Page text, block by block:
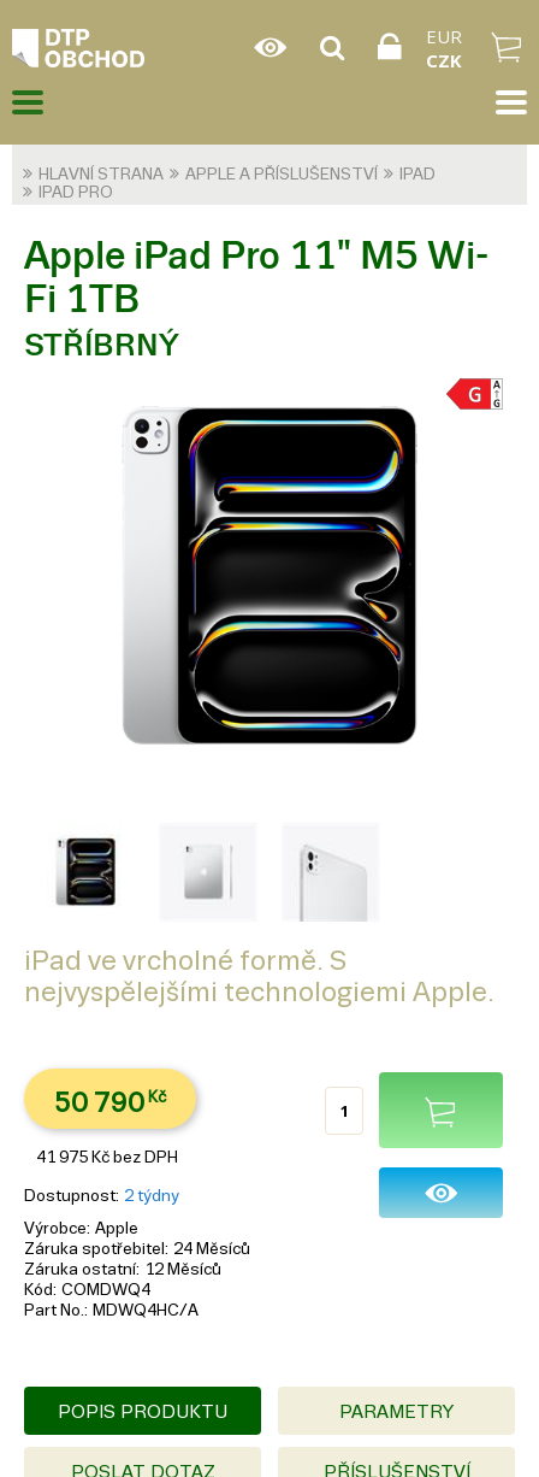
EUR
CZK
HLAVNÍ STRANA APPLE A PŘÍSLUŠENSTVÍ
IPAD
IPAD PRO
Apple iPad Pro 11" M5 Wi-
Fi 1TB
STŘÍBRNÝ
iPad ve vrcholné formě. S
nejvyspělejšími technologiemi Apple.
50 790 Kč
41 975 Kč bez DPH
Dostupnost 2 týdny
Výrobce Apple
Záruka spotřebitel
24 Měsíců
Záruka ostatní 12 Měsíců
Kód COMDWQ4
Part No.
MDWQ4HC/A
POPIS PRODUKTU PARAMETRY
POSLAT DOTAZ PŘÍSLUŠENSTVÍ